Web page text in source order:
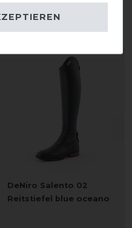
dich auch
DeNiro Salento 02
Reitstiefel blue oceano